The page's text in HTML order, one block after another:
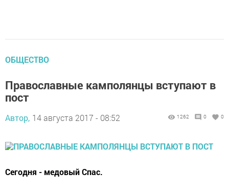
ОБЩЕСТВО
Православные камполянцы вступают в
пост
Автор, 14 августа 2017 - 08:52 1262 0 0
Сегодня - медовый Спас.